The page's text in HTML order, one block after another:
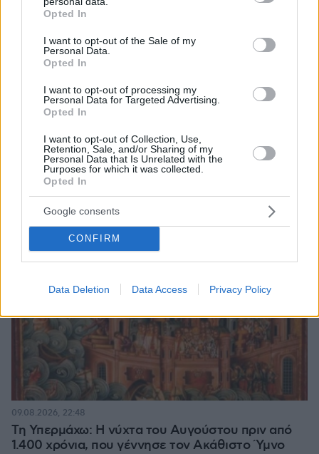
grant or deny consent to Google and its third-party tags to
use your data for below specified purposes in below Google
consent section.
Opted In
I want to opt-out of the Sale of my
Personal Data.
Opted In
I want to opt-out of processing my
Personal Data for Targeted Advertising.
Opted In
I want to opt-out of Collection, Use,
Retention, Sale, and/or Sharing of my
Personal Data that Is Unrelated with the
Purposes for which it was collected.
Opted In
Google consents
CONFIRM
Data Deletion Data Access Privacy Policy
ΔΕΙΤΕ ΟΛΕΣ ΤΙΣ ΕΙΔΗΣΕΙΣ
ΤΑ ΠΙΟ ΔΗΜΟΦΙΛΗ
Τη Υπερμάχω: Η νύχτα του Αυγούστου πριν από
1.400 χρόνια, που γέννησε τον Ακάθιστο Ύμνο
09.08.2026, 22:48